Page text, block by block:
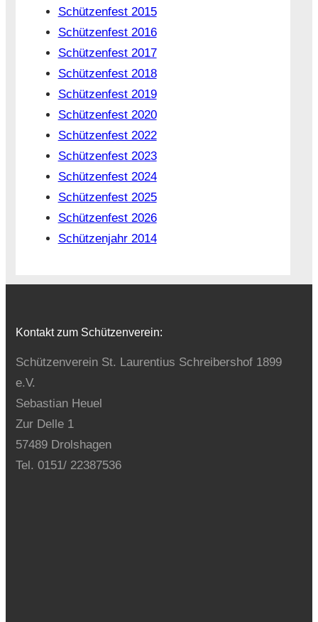
Schützenfest 2015
Schützenfest 2016
Schützenfest 2017
Schützenfest 2018
Schützenfest 2019
Schützenfest 2020
Schützenfest 2022
Schützenfest 2023
Schützenfest 2024
Schützenfest 2025
Schützenfest 2026
Schützenjahr 2014
Kontakt zum Schützenverein:
Schützenverein St. Laurentius Schreibershof 1899
e.V.
Sebastian Heuel
Zur Delle 1
57489 Drolshagen
Tel. 0151/ 22387536